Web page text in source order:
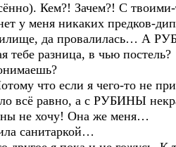
Кем?! Зачем?! С твоими-
у меня никаких предков-
да провалилась… А
разница, в чью постель?
что если я чего-то не
всё равно, а с РУБИНЫ
не хочу! Она же меня…
санитаркой…